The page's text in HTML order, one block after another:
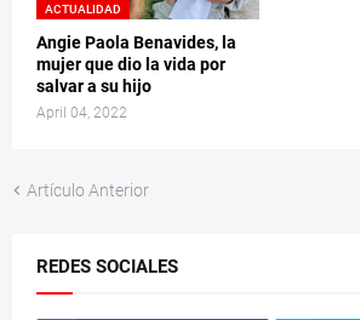
ACTUALIDAD
Angie Paola Benavides, la
mujer que dio la vida por
salvar a su hijo
April 04, 2022
Artículo Anterior
REDES SOCIALES